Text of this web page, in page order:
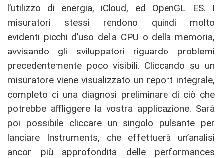
l’utilizzo di energia, iCloud, ed OpenGL ES. I
misuratori stessi rendono quindi molto
evidenti picchi d’uso della CPU o della memoria,
avvisando gli sviluppatori riguardo problemi
precedentemente poco visibili. Cliccando su un
misuratore viene visualizzato un report integrale,
completo di una diagnosi preliminare di ciò che
potrebbe affliggere la vostra applicazione. Sarà
poi possibile cliccare un singolo pulsante per
lanciare Instruments, che effettuerà un’analisi
ancor più approfondita delle performances